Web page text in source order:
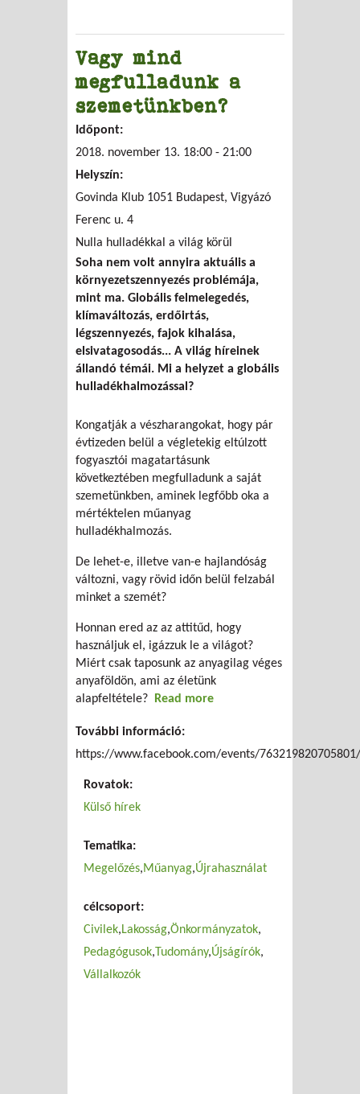
Vagy mind
megfulladunk a
szemetünkben?
Időpont:
2018. november 13. 18:00 - 21:00
Helyszín:
Govinda Klub 1051 Budapest, Vigyázó
Ferenc u. 4
Nulla hulladékkal a világ körül
Soha nem volt annyira aktuális a
környezetszennyezés problémája,
mint ma. Globális felmelegedés,
klímaváltozás, erdőirtás,
légszennyezés, fajok kihalása,
elsivatagosodás... A világ híreinek
állandó témái. Mi a helyzet a globális
hulladékhalmozással?
Kongatják a vészharangokat, hogy pár
évtizeden belül a végletekig eltúlzott
fogyasztói magatartásunk
következtében megfulladunk a saját
szemetünkben, aminek legfőbb oka a
mértéktelen műanyag
hulladékhalmozás.
De lehet-e, illetve van-e hajlandóság
változni, vagy rövid időn belül felzabál
minket a szemét?
Honnan ered az az attitűd, hogy
használjuk el, igázzuk le a világot?
Miért csak taposunk az anyagilag véges
anyaföldön, ami az életünk
alapfeltétele?
Read more
További információ:
https://www.facebook.com/events/763219820705801/
Rovatok:
Külső hírek
Tematika:
Megelőzés Műanyag Újrahasználat
célcsoport:
Civilek Lakosság Önkormányzatok
Pedagógusok Tudomány Újságírók
Vállalkozók